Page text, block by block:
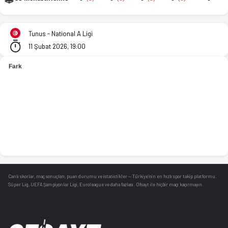
Tunus - National A Ligi
11 Şubat 2026, 19:00
Canlı skorlar , maç sonuçları, puan durumu ve istatistikler — Türkiye’nin en hızlı spor takip platformu.
Süper Lig, UEFA Şampiyonlar Ligi, Euroleague ve daha fazlası. Ofsayt ile hiçbir maçı kaçırmayın.